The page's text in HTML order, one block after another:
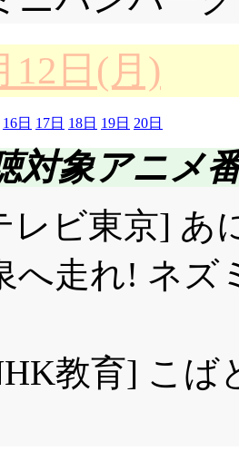
争乱の釣合
理想っての
め続けるもの
みに私, ヒ
だと思いま
けで道を造
ある筈。
場: まー, ソ
た奴(確か前
うからね(^^;;;
れ里立忍者
ゃなくて本
ほぼ完全な
の内に在
トを止める
るの?
クラの隣に
て死んだよ
うとう里へ
になったよ
が短いなあ
よ。
ますが, ……
と切り捨て
すよこれじゃ
かすっ飛ば
とがめ・左
ゃいけない
るのですが
技・見稽古,
八裂!」これ,
言ってたん
た。って, そ
しているで
いました。
ゃんは元に
(大嘘)。何
おかしくな
は「じゃ, ム
っちゃおう
いち目を輝
・き・つ!
機会が全然
すけどね。
きしめても
12日(月)
16日 17日 18日 19日 20日
対象アニメ
レビ東京] あ
へ走れ! ネ
教育] こ